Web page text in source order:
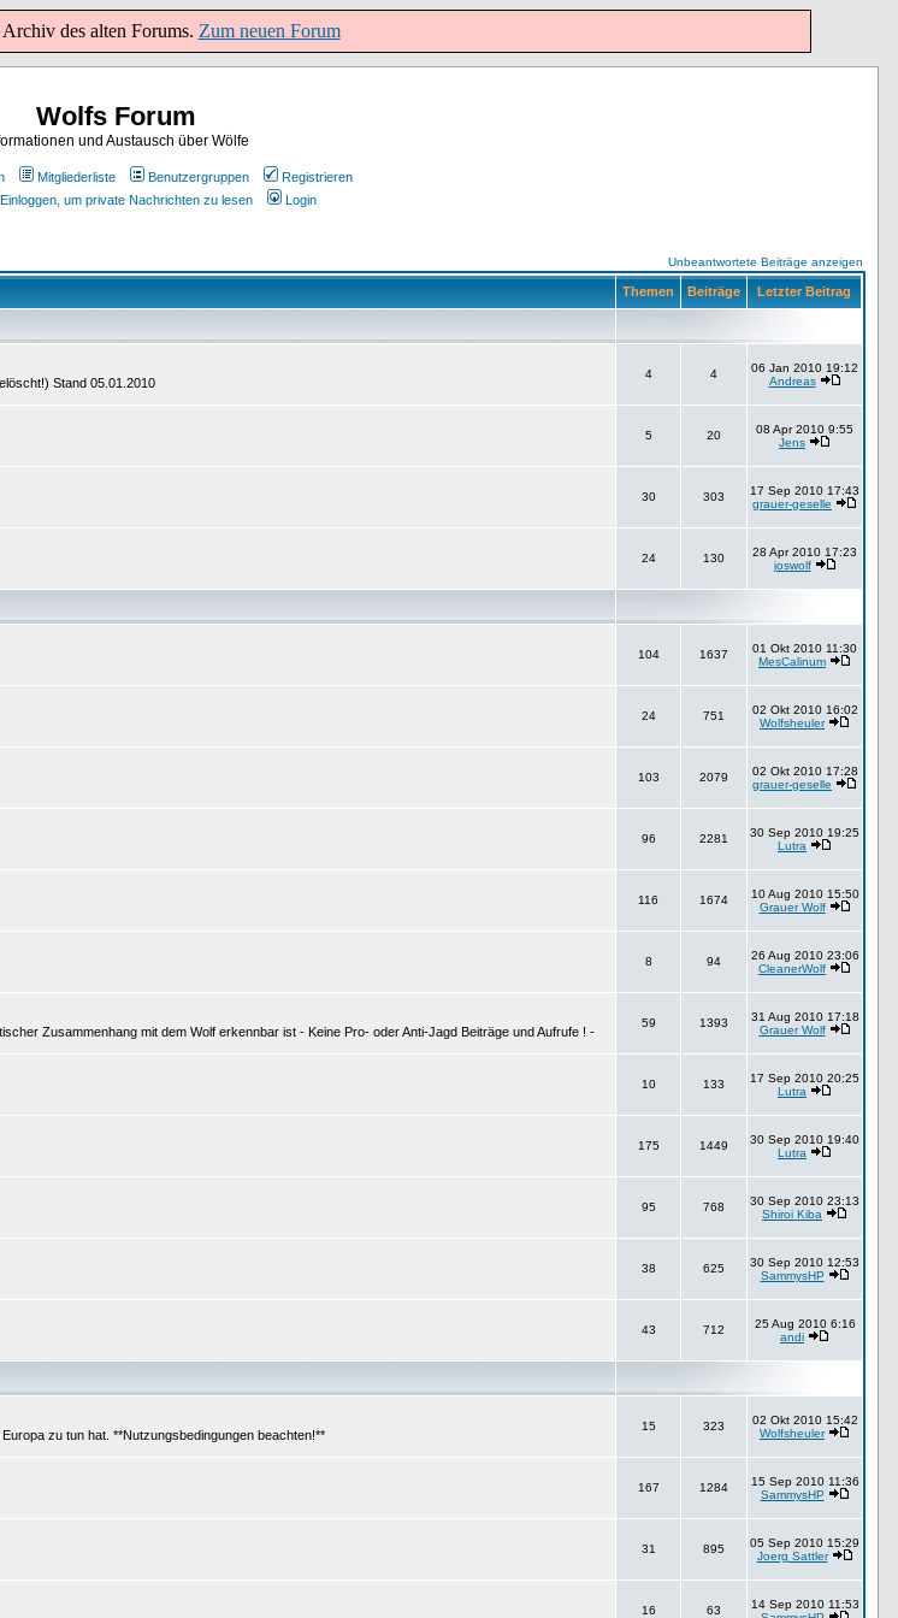
des alten Forums. Zum neuen Forum
Wolfs Forum
und Austausch über Wölfe
Mitgliederliste Benutzergruppen
Registrieren
Einloggen, um private Nachrichten zu lesen Login
Unbeantwortete Beiträge anzeigen
Themen Beiträge Letzter Beitrag
Stand 05.01.2010
4 4
06 Jan 2010 19:12
Andreas
5 20
08 Apr 2010 9:55
Jens
30 303
17 Sep 2010 17:43
grauer-geselle
24 130
28 Apr 2010 17:23
joswolf
104 1637
01 Okt 2010 11:30
MesCalinum
24 751
02 Okt 2010 16:02
Wolfsheuler
103 2079
02 Okt 2010 17:28
grauer-geselle
96 2281
30 Sep 2010 19:25
Lutra
116 1674
10 Aug 2010 15:50
Grauer Wolf
8 94
26 Aug 2010 23:06
CleanerWolf
Zusammenhang mit dem Wolf erkennbar ist - Keine Pro- oder Anti-Jagd Beiträge und Aufrufe ! -
59 1393
31 Aug 2010 17:18
Grauer Wolf
10 133
17 Sep 2010 20:25
Lutra
175 1449
30 Sep 2010 19:40
Lutra
95 768
30 Sep 2010 23:13
Shiroi Kiba
38 625
30 Sep 2010 12:53
SammysHP
43 712
25 Aug 2010 6:16
andi
zu tun hat. **Nutzungsbedingungen beachten!**
15 323
02 Okt 2010 15:42
Wolfsheuler
167 1284
15 Sep 2010 11:36
SammysHP
31 895
05 Sep 2010 15:29
Joerg Sattler
16 63
14 Sep 2010 11:53